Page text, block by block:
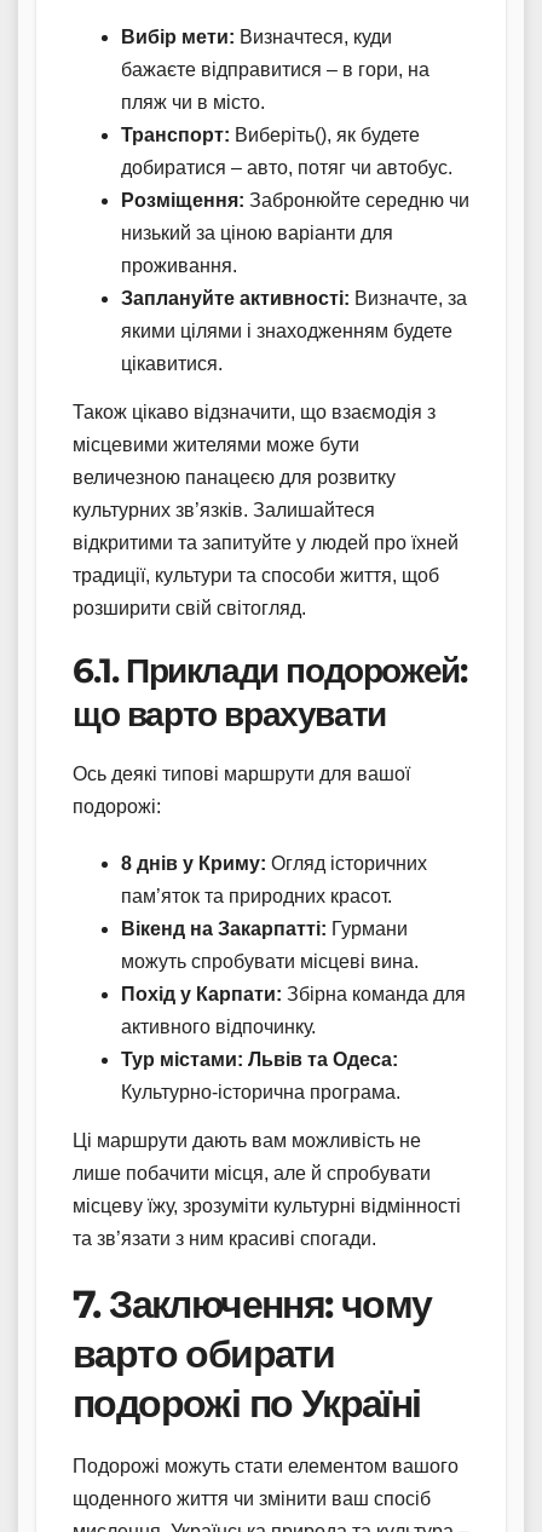
Вибір мети: Визначтеся, куди
бажаєте відправитися – в гори, на
пляж чи в місто.
Транспорт: Виберіть(), як будете
добиратися – авто, потяг чи автобус.
Розміщення: Забронюйте середню чи
низький за ціною варіанти для
проживання.
Заплануйте активності: Визначте, за
якими цілями і знаходженням будете
цікавитися.
Також цікаво відзначити, що взаємодія з
місцевими жителями може бути
величезною панацеєю для розвитку
культурних зв’язків. Залишайтеся
відкритими та запитуйте у людей про їхней
традиції, культури та способи життя, щоб
розширити свій світогляд.
6.1. Приклади подорожей:
що варто врахувати
Ось деякі типові маршрути для вашої
подорожі:
8 днів у Криму: Огляд історичних
пам’яток та природних красот.
Вікенд на Закарпатті: Гурмани
можуть спробувати місцеві вина.
Похід у Карпати: Збірна команда для
активного відпочинку.
Тур містами: Львів та Одеса:
Культурно-історична програма.
Ці маршрути дають вам можливість не
лише побачити місця, але й спробувати
місцеву їжу, зрозуміти культурні відмінності
та зв’язати з ним красиві спогади.
7. Заключення: чому
варто обирати
подорожі по Україні
Подорожі можуть стати елементом вашого
щоденного життя чи змінити ваш спосіб